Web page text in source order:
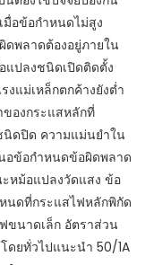
อข้อกำหนดไม่สูง
ดพลาดต้องอยู่ภายใน
แปลงชนิดเปิดติดตั้ง
งแม่เหล็กตกค้างยังต่ำ
องกระแสหลักที่
นิดปิด ความแม่นยำใน
อข้อกำหนดข้อผิดพลาด
หม้อแปลงวัดแสง ข้อ
นดที่กระแสไฟหลักพิกัด
ขนาดเล็ก อัตราส่วน
ดยทั่วไปแนะนำ 50/1A